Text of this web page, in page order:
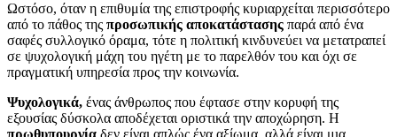
Ωστόσο, όταν η επιθυμία της επιστροφής κυριαρχείται περισσότερο
από το πάθος της προσωπικής αποκατάστασης παρά από ένα
σαφές συλλογικό όραμα, τότε η πολιτική κινδυνεύει να μετατραπεί
σε ψυχολογική μάχη του ηγέτη με το παρελθόν του και όχι σε
πραγματική υπηρεσία προς την κοινωνία.
Ψυχολογικά, ένας άνθρωπος που έφτασε στην κορυφή της
εξουσίας δύσκολα αποδέχεται οριστικά την αποχώρηση. Η
πρωθυπουργία δεν είναι απλώς ένα αξίωμα, αλλά είναι μια